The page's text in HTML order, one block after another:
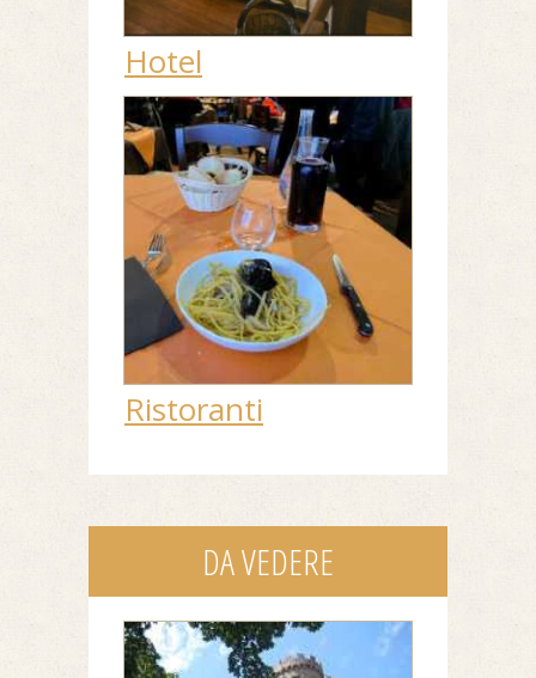
Hotel
Ristoranti
DA VEDERE